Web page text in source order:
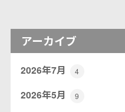
アーカイブ
2026年7月 4
2026年5月 9